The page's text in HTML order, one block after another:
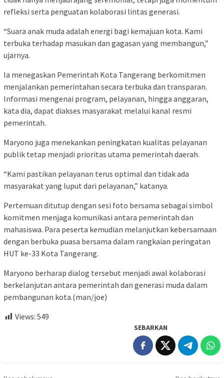
refleksi serta penguatan kolaborasi lintas generasi.
“Suara anak muda adalah energi bagi kemajuan kota. Kami
terbuka terhadap masukan dan gagasan yang membangun,”
ujarnya.
Ia menegaskan Pemerintah Kota Tangerang berkomitmen
menjalankan pemerintahan secara terbuka dan transparan.
Informasi mengenai program, pelayanan, hingga anggaran,
kata dia, dapat diakses masyarakat melalui kanal resmi
pemerintah.
Maryono juga menekankan peningkatan kualitas pelayanan
publik tetap menjadi prioritas utama pemerintah daerah.
“Kami pastikan pelayanan terus optimal dan tidak ada
masyarakat yang luput dari pelayanan,” katanya.
Pertemuan ditutup dengan sesi foto bersama sebagai simbol
komitmen menjaga komunikasi antara pemerintah dan
mahasiswa. Para peserta kemudian melanjutkan kebersamaan
dengan berbuka puasa bersama dalam rangkaian peringatan
HUT ke-33 Kota Tangerang.
Maryono berharap dialog tersebut menjadi awal kolaborasi
berkelanjutan antara pemerintah dan generasi muda dalam
pembangunan kota.(man/joe)
Views: 549
SEBARKAN
Navigasi